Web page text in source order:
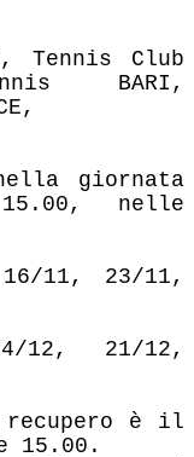
Tennis Club
BARI,
giornata
nelle
11, 23/11,
12, 21/12,
è il
15.00.